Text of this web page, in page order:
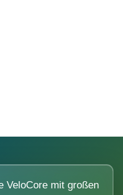
VeloCore mit großen